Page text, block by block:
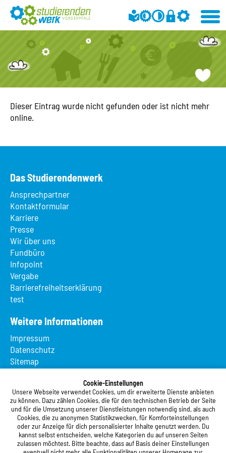
Cookie-Einstellungen
Unsere Webseite verwendet Cookies, um dir erweiterte Dienste anbieten
zu können. Dazu zählen Cookies, die für den technischen Betrieb der Seite
und für die Umsetzung unserer Dienstleistungen notwendig sind, als auch
Cookies, die zu anonymen Statistikzwecken, für Komforteinstellungen
oder zur Anzeige für dich personalisierter Inhalte genutzt werden. Du
kannst selbst entscheiden, welche Kategorien du auf unseren Seiten
zulassen möchtest. Bitte beachte, dass auf Basis deiner Einstellungen
Dieser Eintrag wurde nicht gefunden oder ist nicht mehr
online.
Das Studierendenwerk
Ansprechpartner
Kontaktformular
Karriere
Presse
Wir über uns
Fundbüro
Infopoint
Vergabe
Barrierefreiheitserklärung
test
Weitere Informationen
Impressum
Datenschutz
Sitemap
Suche
Registrierung
Studierendenwerk Vorderpfalz
Studierendenwerk Vorderpfalz
Anstalt des öffentlichen Rechts